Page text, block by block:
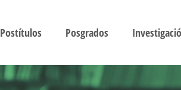
Postítulos Posgrados